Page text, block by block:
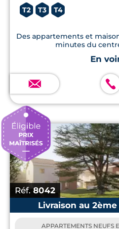
T2 T3 T4
Des appartements et
minutes du
Réf.8042
Livraison au
APPARTEMENTS NEUFS